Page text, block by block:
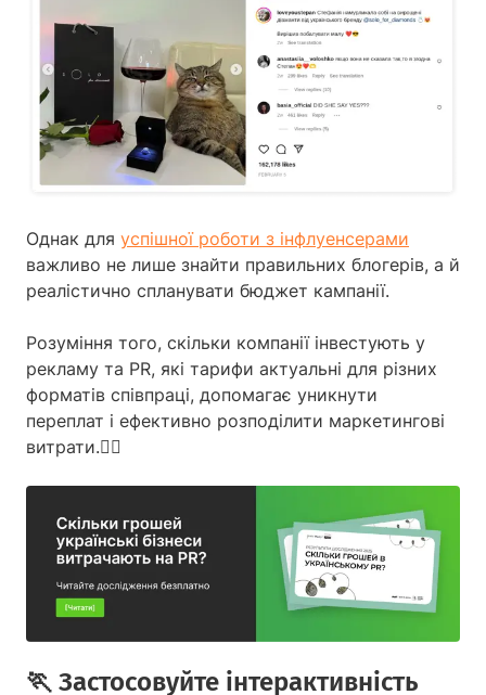
Однак для успішної роботи з інфлуенсерами
важливо не лише знайти правильних блогерів, а й
реалістично спланувати бюджет кампанії.
Розуміння того, скільки компанії інвестують у
рекламу та PR, які тарифи актуальні для різних
форматів співпраці, допомагає уникнути
переплат і ефективно розподілити маркетингові
витрати.👇🏻
🏃️ Застосовуйте інтерактивність